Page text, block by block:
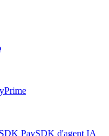
Prime
SDK PaySDK d'agent IA